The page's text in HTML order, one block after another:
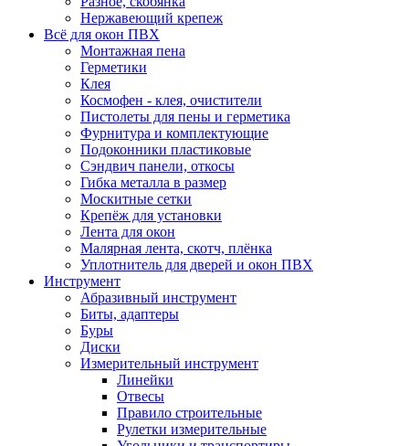
Нержавеющий крепеж
Всё для окон ПВХ
Монтажная пена
Герметики
Клея
Космофен - клея, очистители
Пистолеты для пены и герметика
Фурнитура и комплектующие
Подоконники пластиковые
Сэндвич панели, откосы
Гибка металла в размер
Москитные сетки
Крепёж для установки
Лента для окон
Малярная лента, скотч, плёнка
Уплотнитель для дверей и окон ПВХ
Инструмент
Абразивный инструмент
Биты, адаптеры
Буры
Диски
Измерительный инструмент
Линейки
Отвесы
Правило строительные
Рулетки измерительные